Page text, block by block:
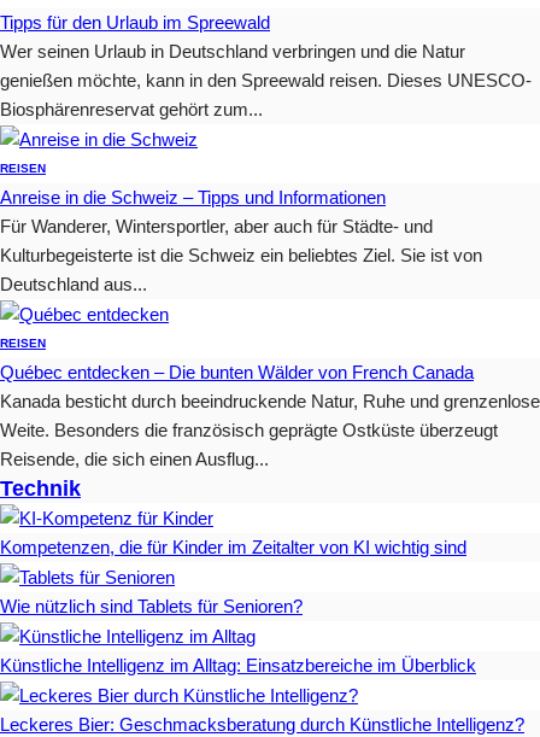
Tipps für den Urlaub im Spreewald
Wer seinen Urlaub in Deutschland verbringen und die Natur
genießen möchte, kann in den Spreewald reisen. Dieses UNESCO-
Biosphärenreservat gehört zum...
REISEN
Anreise in die Schweiz – Tipps und Informationen
Für Wanderer, Wintersportler, aber auch für Städte- und
Kulturbegeisterte ist die Schweiz ein beliebtes Ziel. Sie ist von
Deutschland aus...
REISEN
Québec entdecken – Die bunten Wälder von French Canada
Kanada besticht durch beeindruckende Natur, Ruhe und grenzenlose
Weite. Besonders die französisch geprägte Ostküste überzeugt
Reisende, die sich einen Ausflug...
Technik
Kompetenzen, die für Kinder im Zeitalter von KI wichtig sind
Wie nützlich sind Tablets für Senioren?
Künstliche Intelligenz im Alltag: Einsatzbereiche im Überblick
Leckeres Bier: Geschmacksberatung durch Künstliche Intelligenz?